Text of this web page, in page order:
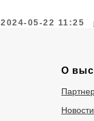
2024-05-22 11:25
О
Новости